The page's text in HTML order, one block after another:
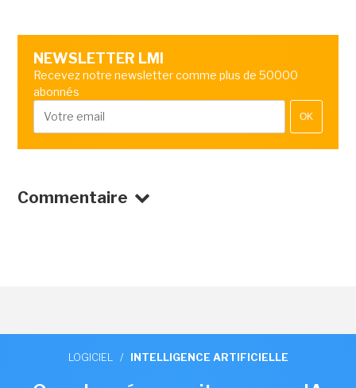
NEWSLETTER LMI
Recevez notre newsletter comme plus de 50000
abonnés
OK
Commentaire
LOGICIEL / INTELLIGENCE ARTIFICIELLE